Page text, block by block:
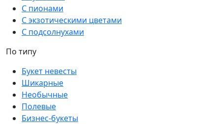
С пионами
С экзотическими цветами
С подсолнухами
По типу
Букет невесты
Шикарные
Необычные
Полевые
Бизнес-букеты